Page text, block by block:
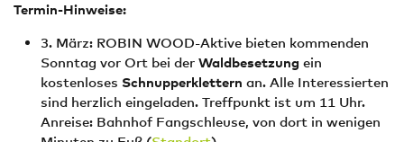
Termin-Hinweise:
3. März: ROBIN WOOD-Aktive bieten kommenden
Sonntag vor Ort bei der Waldbesetzung ein
kostenloses Schnupperklettern an. Alle Interessierten
sind herzlich eingeladen. Treffpunkt ist um 11 Uhr.
Anreise: Bahnhof Fangschleuse, von dort in wenigen